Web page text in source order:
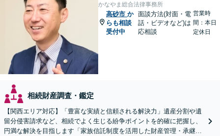
かなやま総合法律事務所
高砂市 か
らも相談
受付中
面談方法(対面・電
話・ビデオなど)は
応相談
営業時
間：本日
定休日
相続財産調査・鑑定
【関西エリア対応】「豊富な実績と信頼される解決力」遺産分割や遺
留分侵害請求など、相続でよく生じる紛争ポイントを的確に把握し、
円満な解決を目指します「家族信託制度を活用した財産管理・承継プ